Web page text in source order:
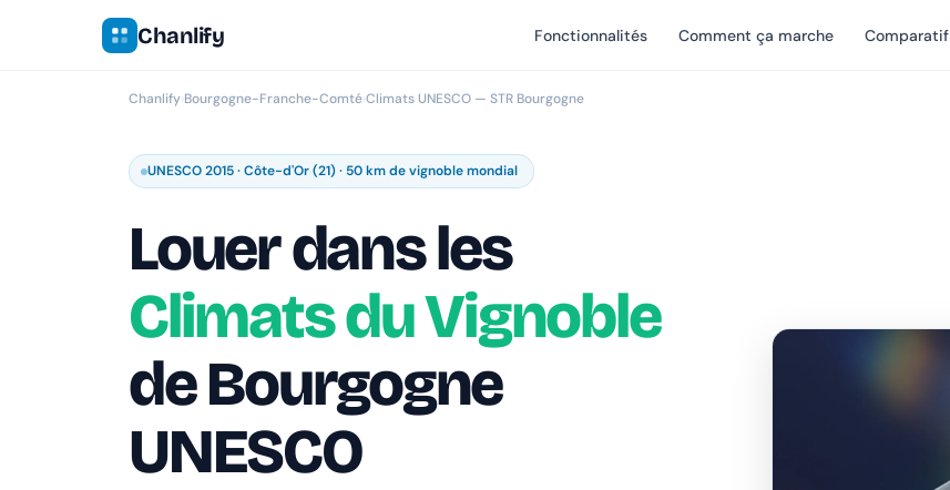
Chanlify Fonctionnalités Comment ça marche Comparatif
Chanlify›Bourgogne-Franche-Comté›Climats UNESCO — STR Bourgogne
UNESCO 2015 · Côte-d'Or (21) · 50 km de vignoble mondial
Louer dans les
Climats du Vignoble
de Bourgogne
UNESCO